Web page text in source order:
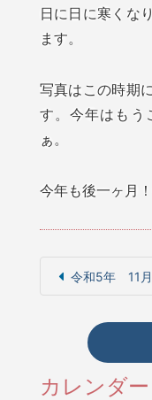
日に日に寒くな
ます。
写真はこの時期
す。今年はもう
ぁ。
今年も後一ヶ月
令和5年 11月
カレンダー